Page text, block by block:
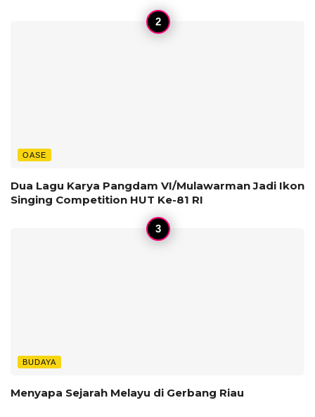
OASE
Dua Lagu Karya Pangdam VI/Mulawarman Jadi Ikon
Singing Competition HUT Ke-81 RI
BUDAYA
Menyapa Sejarah Melayu di Gerbang Riau